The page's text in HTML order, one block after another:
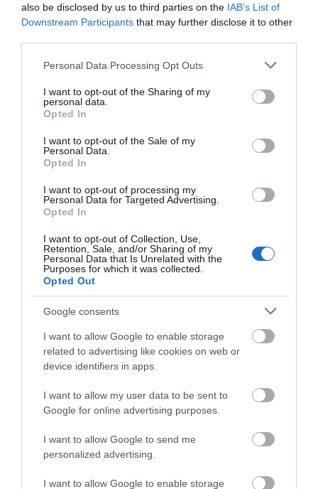
also be disclosed by us to third parties on the IAB’s List of
Downstream Participants that may further disclose it to other
Please note that this website/app uses one or more Google
not limited to your visit or usage behaviour. You may click to
grant or deny consent to Google and its third-party tags to
use your data for below specified purposes in below Google
consent section.
Personal Data Processing Opt Outs
I want to opt-out of the Sharing of my
personal data.
Opted In
I want to opt-out of the Sale of my
Personal Data.
Opted In
I want to opt-out of processing my
Personal Data for Targeted Advertising.
Opted In
I want to opt-out of Collection, Use,
Retention, Sale, and/or Sharing of my
Personal Data that Is Unrelated with the
Purposes for which it was collected.
Opted Out
Google consents
I want to allow Google to enable storage
related to advertising like cookies on web or
device identifiers in apps.
I want to allow my user data to be sent to
Google for online advertising purposes.
I want to allow Google to send me
personalized advertising.
I want to allow Google to enable storage
Προτεινόμενα άρθρα
ΦΕΣΤΙΒΑΛ ΑΝΔΡΟΥ: Ένα βαθυστόχαστο έργο του
Μπέκετ
Η νεολαία της Άνδρου είναι εδώ. Χρειάζεται όμως
ευκαιρίες για να φανεί.
ΣΥΓΚΛΟΝΙΣΤΙΚΟΣ ΑΠΟΧΑΙΡΕΤΙΣΜΟΣ ΣΤΗ
ΚΑΠΕΤΑΝ ΑΝΤΩΝΗ ΒΙΔΑΛΗ
Απαράδεκτη εμπειρία στη Ραφήνα. Φωτογραφίες από την
Πρόσφατα Άρθρα
ΦΕΣΤΙΒΑΛ ΑΝΔΡΟΥ: Ένα
βαθυστόχαστο έργο του
07/08/2026